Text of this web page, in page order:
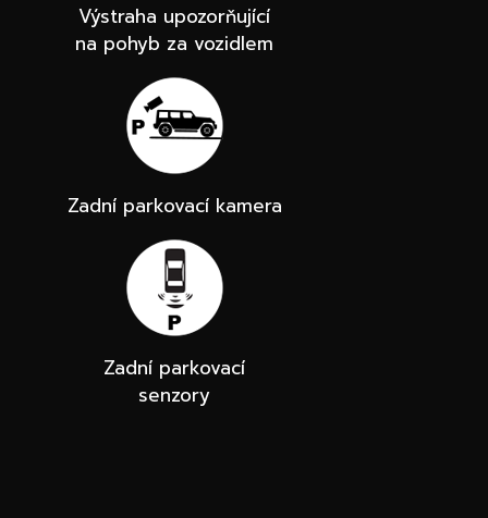
Výstraha upozorňující
na pohyb za vozidlem
Zadní parkovací kamera
Zadní parkovací
senzory